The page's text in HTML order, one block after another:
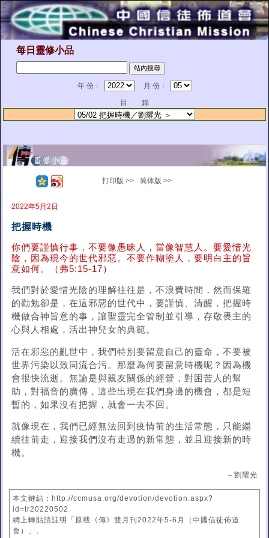
每日靈修小品
年 份：
月 份：
目 錄
打印版 >> 简体版 >>
2022年5月2日
把握時機
你們要謹慎行事，不要像愚昧人，當像智慧人。要愛惜光
陰，因為現今的世代邪惡。不要作糊塗人，要明白主的旨
意如何。（弗5:15-17）
我們對於愛惜光陰的理解往往是，不浪費時間，然而保羅
的勸勉卻是，在這邪惡的世代中，要謹慎、清醒，把握時
機做合神旨意的事，讓聖靈完全管制並引導，存敬畏主的
心與人相處，活出神兒女的典範。
活在邪惡的亂世中，我們特別要留意自己的靈命，不要被
世界污染以致同流合污。那麼為何要留意時機呢？因為機
會很快流逝。無論是與親友關係的經營，對困苦人的幫
助，對福音的廣傳，這些出現在我們身邊的機會，都是短
暫的，如果沒有把握，就會一去不回。
就像現在，我們已經無法回到疫情前的生活常態，只能繼
續往前走，迎接我們沒有走過的新常態，並且迎接新的時
機。
～劉耀光
本文鏈結：http://ccmusa.org/devotion/devotion.aspx?
id=tr20220502
網上轉貼請註明「原載《傳》雙月刊2022年5-6月（中國信徒佈道
會）」。